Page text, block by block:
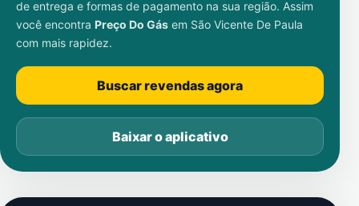
de entrega e formas de pagamento na sua região. Assim
você encontra Preço Do Gás em São Vicente De Paula
com mais rapidez.
Buscar revendas agora
Baixar o aplicativo